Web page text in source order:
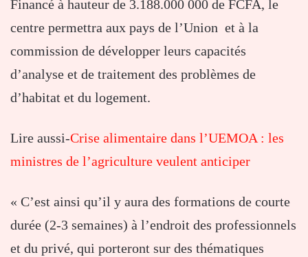
Financé à hauteur de 3.188.000 000 de FCFA, le
centre permettra aux pays de l’Union et à la
commission de développer leurs capacités
d’analyse et de traitement des problèmes de
d’habitat et du logement.
Lire aussi-Crise alimentaire dans l’UEMOA : les
ministres de l’agriculture veulent anticiper
« C’est ainsi qu’il y aura des formations de courte
durée (2-3 semaines) à l’endroit des professionnels
et du privé, qui porteront sur des thématiques